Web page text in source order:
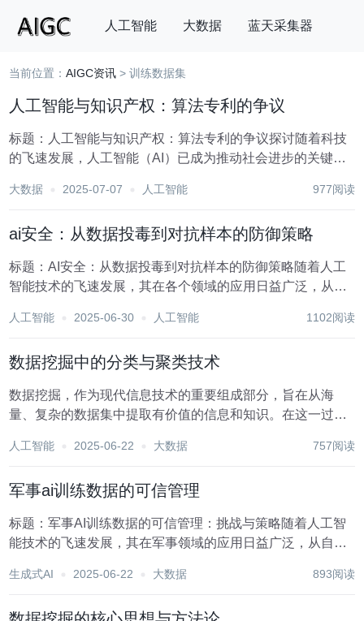
人工智能 大数据 蓝天采集器
搜索
当前位置：AIGC资讯 > 训练数据集
人工智能与知识产权：算法专利的争议
标题：人工智能与知识产权：算法专利的争议探讨随着科技
的飞速发展，人工智能（AI）已成为推动社会进步的关键力
极大地提高了生产效率，改善了人们的生活质量。然而，AI
大数据 2025-07-07 人工智能 977阅读
ai安全：从数据投毒到对抗样本的防御策略
标题：AI安全：从数据投毒到对抗样本的防御策略随着人工
智能技术的飞速发展，其在各个领域的应用日益广泛，从自
改变着我们的生活与工作方式。然而，与AI技术的广泛应用
人工智能 2025-06-30 人工智能 1102阅读
数据挖掘中的分类与聚类技术
数据挖掘，作为现代信息技术的重要组成部分，旨在从海
量、复杂的数据集中提取有价值的信息和知识。在这一过程
据分析的核心手段，也是实现数据智能化应用的关键技术。
人工智能 2025-06-22 大数据 757阅读
军事ai训练数据的可信管理
标题：军事AI训练数据的可信管理：挑战与策略随着人工智
能技术的飞速发展，其在军事领域的应用日益广泛，从自主
争的面貌。然而，AI系统的效能与可靠性很大程度上依赖于
生成式AI 2025-06-22 大数据 893阅读